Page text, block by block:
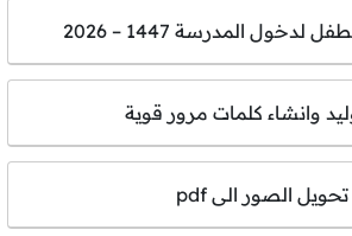
المدرسة 1447 – 2026
وانشاء كلمات مرور قوية
تحويل الصور الى pdf